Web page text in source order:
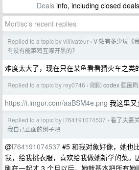
Dealsinfo, including closed
Mortisc's recent replies
Replied to a topic by villivateur › V 站有多少玩《
有没有能菜鸡互啄开黑的？
难度太大了，现在只在某鱼看看猜火车之类
Replied to a topic by rey0746 › 刚刚 codex 额度
https://i.imgur.com/aaBSM4e.png 我这里
Replied to a topic by l764191074537 › 看了夫妻
我自己正面的例子吧
@l764191074537 #5 和我对象好像，她也
我，给我挑衣服，喜欢给我做她新学的菜。
刚在一起才 3 个月以后，她就基本把所有